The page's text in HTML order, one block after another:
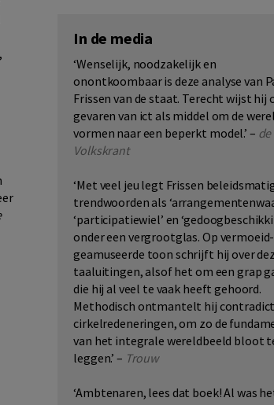
In de media
‘Wenselijk, noodzakelijk en
onontkoombaar is deze analyse van
Frissen van de staat. Terecht wijst hij
gevaren van ict als middel om de
vormen naar een beperkt model.’ – de
Volkskrant
‘Met veel jeu legt Frissen
trendwoorden als
‘participatiewiel’ en
onder een vergrootglas. Op vermoeid-
geamuseerde toon schrijft hij over
taaluitingen, alsof het om een grap
die hij al veel te vaak heeft gehoord.
Methodisch ontmantelt hij
cirkelredeneringen, om zo de
van het integrale wereldbeeld bloot
leggen.’ – Trouw
‘Ambtenaren, lees dat boek! Al was